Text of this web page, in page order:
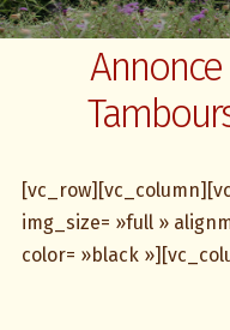
img_size= »full »
color= »black